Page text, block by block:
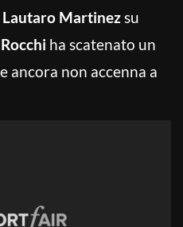
Lautaro Martinezsu
Rocchi ha scatenato un
ancora non accenna a